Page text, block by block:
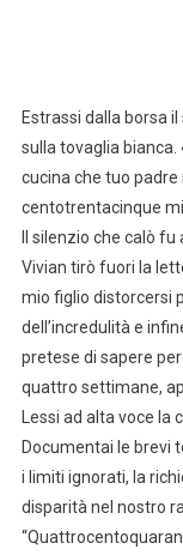
Estrassi dalla borsa
sulla tovaglia bianca.
cucina che tuo
centotrentacinque
Il silenzio che calò
Vivian tirò fuori la
mio figlio distorcersi
dell’incredulità e
pretese di sapere
quattro settimane,
Lessi ad alta voce
Documentai le brevi
i limiti ignorati, la
disparità nel nostro